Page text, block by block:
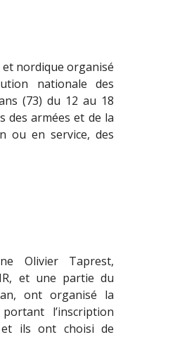
et nordique organisé
nationale des
(73) du 12 au 18
des armées et de la
ou en service, des
Olivier Taprest,
et une partie du
ont organisé la
l’inscription
» et ils ont choisi de